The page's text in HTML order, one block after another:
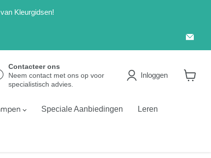
Kleurgidsen!
Contacteer ons
Neem contact met ons op voor
specialistisch advies.
Inloggen
Speciale Aanbiedingen Leren